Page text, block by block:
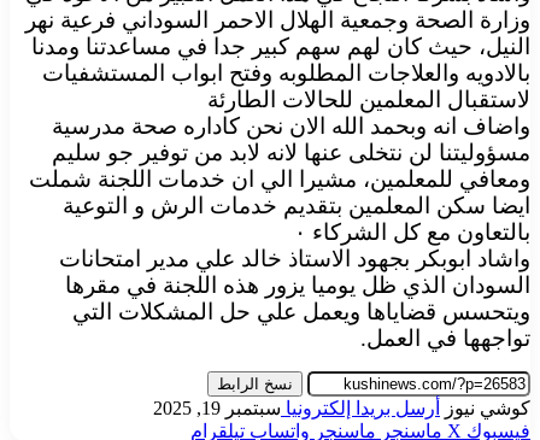
وزارة الصحة وجمعية الهلال الاحمر السوداني فرعية نهر
النيل، حيث كان لهم سهم كبير جدا في مساعدتنا ومدنا
بالادويه والعلاجات المطلوبه وفتح ابواب المستشفيات
لاستقبال المعلمين للحالات الطارئة
واضاف انه وبحمد الله الان نحن كاداره صحة مدرسية
مسؤوليتنا لن نتخلى عنها لانه لابد من توفير جو سليم
ومعافي للمعلمين، مشيرا الي ان خدمات اللجنة شملت
ايضا سكن المعلمين بتقديم خدمات الرش و التوعية
بالتعاون مع كل الشركاء ٠
واشاد ابوبكر بجهود الاستاذ خالد علي مدير امتحانات
السودان الذي ظل يوميا يزور هذه اللجنة في مقرها
ويتحسس قضاياها ويعمل علي حل المشكلات التي
تواجهها في العمل.
نسخ الرابط
كوشي نيوز أرسل بريدا إلكترونيا سبتمبر 19, 2025
فيسبوك ‫X ماسنجر ماسنجر واتساب تيلقرام